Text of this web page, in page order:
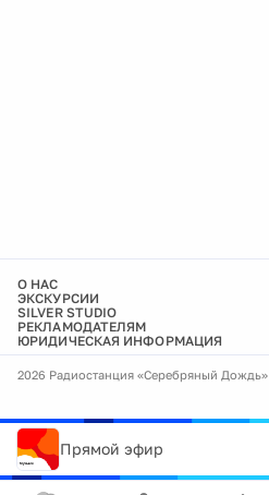
О НАС
ЭКСКУРСИИ
SILVER STUDIO
РЕКЛАМОДАТЕЛЯМ
ЮРИДИЧЕСКАЯ ИНФОРМАЦИЯ
2026 Радиостанция «Серебряный Дождь»
Прямой эфир